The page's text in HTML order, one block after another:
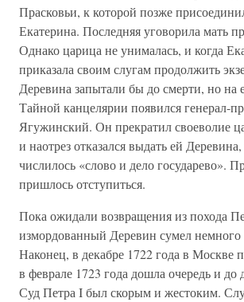
Прасковьи, к которой позже
Екатерина. Последняя уговорила мать
Однако царица не унималась, и когда
приказала своим слугам продолжить
Деревина запытали бы до смерти, но на
Тайной канцелярии появился генерал-
Ягужинский. Он прекратил своеволие
и наотрез отказался выдать ей
числилось «слово и дело государево».
пришлось отступиться.
Пока ожидали возвращения из похода
измордованный Деревин сумел немного
Наконец, в декабре 1722 года в Москве
в феврале 1723 года дошла очередь и до
Суд Петра I был скорым и жестоким.